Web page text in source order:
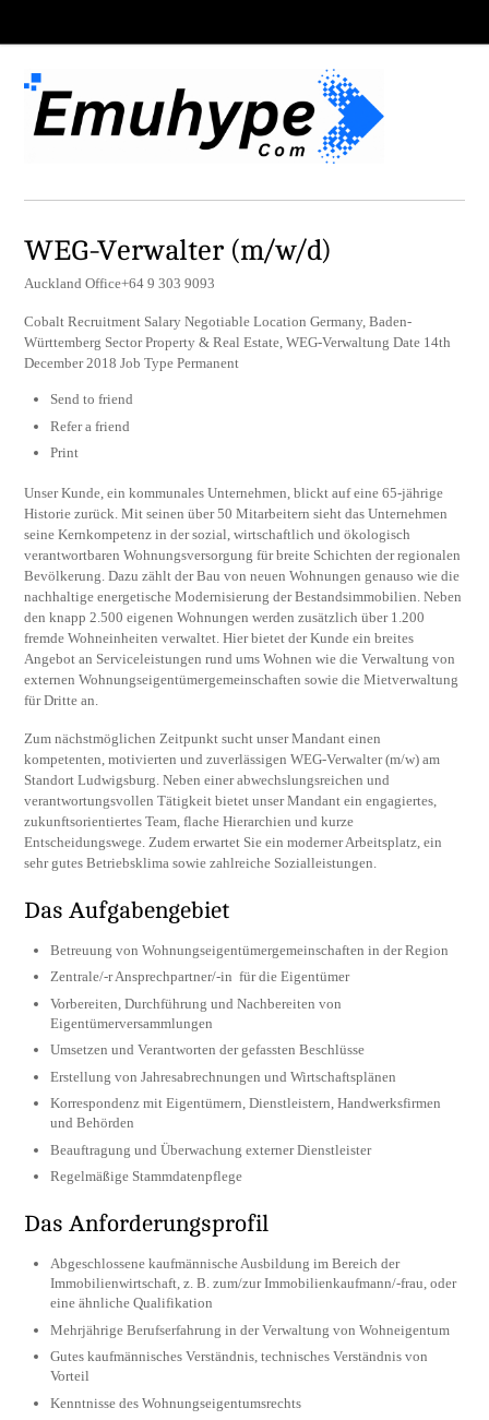
WEG-Verwalter (m/w/d)
Auckland Office+64 9 303 9093
Cobalt Recruitment Salary Negotiable Location Germany, Baden-
Württemberg Sector Property & Real Estate, WEG-Verwaltung Date 14th
December 2018 Job Type Permanent
Send to friend
Refer a friend
Print
Unser Kunde, ein kommunales Unternehmen, blickt auf eine 65-jährige
Historie zurück. Mit seinen über 50 Mitarbeitern sieht das Unternehmen
seine Kernkompetenz in der sozial, wirtschaftlich und ökologisch
verantwortbaren Wohnungsversorgung für breite Schichten der regionalen
Bevölkerung. Dazu zählt der Bau von neuen Wohnungen genauso wie die
nachhaltige energetische Modernisierung der Bestandsimmobilien. Neben
den knapp 2.500 eigenen Wohnungen werden zusätzlich über 1.200
fremde Wohneinheiten verwaltet. Hier bietet der Kunde ein breites
Angebot an Serviceleistungen rund ums Wohnen wie die Verwaltung von
externen Wohnungseigentümergemeinschaften sowie die Mietverwaltung
für Dritte an.
Zum nächstmöglichen Zeitpunkt sucht unser Mandant einen
kompetenten, motivierten und zuverlässigen WEG-Verwalter (m/w) am
Standort Ludwigsburg. Neben einer abwechslungsreichen und
verantwortungsvollen Tätigkeit bietet unser Mandant ein engagiertes,
zukunftsorientiertes Team, flache Hierarchien und kurze
Entscheidungswege. Zudem erwartet Sie ein moderner Arbeitsplatz, ein
sehr gutes Betriebsklima sowie zahlreiche Sozialleistungen.
Das Aufgabengebiet
Betreuung von Wohnungseigentümergemeinschaften in der Region
Zentrale/-r Ansprechpartner/-in für die Eigentümer
Vorbereiten, Durchführung und Nachbereiten von
Eigentümerversammlungen
Umsetzen und Verantworten der gefassten Beschlüsse
Erstellung von Jahresabrechnungen und Wirtschaftsplänen
Korrespondenz mit Eigentümern, Dienstleistern, Handwerksfirmen
und Behörden
Beauftragung und Überwachung externer Dienstleister
Regelmäßige Stammdatenpflege
Das Anforderungsprofil
Abgeschlossene kaufmännische Ausbildung im Bereich der
Immobilienwirtschaft, z. B. zum/zur Immobilienkaufmann/-frau, oder
eine ähnliche Qualifikation
Mehrjährige Berufserfahrung in der Verwaltung von Wohneigentum
Gutes kaufmännisches Verständnis, technisches Verständnis von
Vorteil
Kenntnisse des Wohnungseigentumsrechts